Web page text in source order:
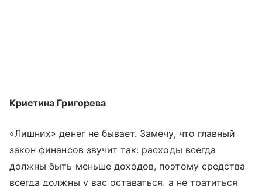
Кристина Григорева
«Лишних» денег не бывает. Замечу, что главный
закон финансов звучит так: расходы всегда
должны быть меньше доходов, поэтому средства
всегда должны у вас оставаться, а не тратиться